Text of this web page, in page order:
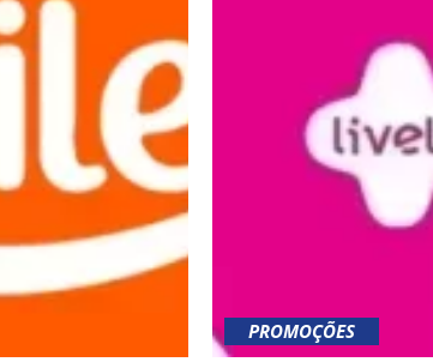
PROMOÇÕES